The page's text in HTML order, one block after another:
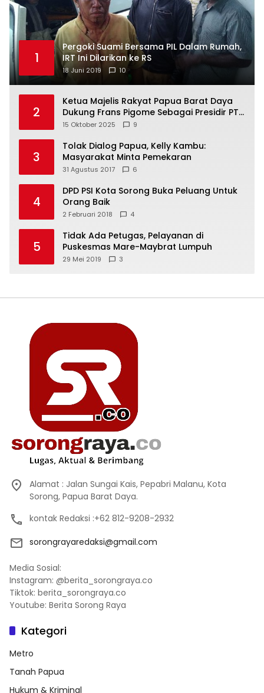
1
Pergoki Suami Bersama PIL Dalam Rumah,
IRT Ini Dilarikan ke RS
18 Juni 2019 10
2
Ketua Majelis Rakyat Papua Barat Daya
Dukung Frans Pigome Sebagai Presidir PT
Freeport Indonesia
15 Oktober 2025 9
3
Tolak Dialog Papua, Kelly Kambu:
Masyarakat Minta Pemekaran
31 Agustus 2017 6
4
DPD PSI Kota Sorong Buka Peluang Untuk
Orang Baik
2 Februari 2018 4
5
Tidak Ada Petugas, Pelayanan di
Puskesmas Mare-Maybrat Lumpuh
29 Mei 2019 3
Alamat : Jalan Sungai Kais, Pepabri Malanu, Kota
Sorong, Papua Barat Daya.
kontak Redaksi :+62 812-9208-2932
sorongrayaredaksi@gmail.com
Media Sosial:
Instagram: @berita_sorongraya.co
Tiktok: berita_sorongraya.co
Youtube: Berita Sorong Raya
Kategori
Metro
Tanah Papua
Hukum & Kriminal